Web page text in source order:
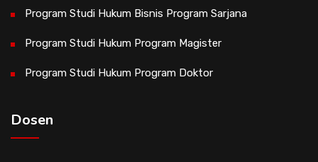
Program Studi Hukum Bisnis Program Sarjana
Program Studi Hukum Program Magister
Program Studi Hukum Program Doktor
Dosen